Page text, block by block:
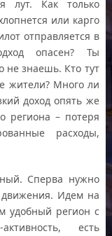
лут. Как только
или карго
отправляется в
опасен? Ты
не знаешь. Кто тут
жители? Много ли
доход опять же
региона – потеря
расходы,
Сперва нужно
Идем на
удобный регион с
есть